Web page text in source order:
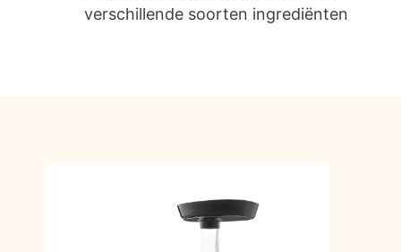
verschillende soorten ingrediënten